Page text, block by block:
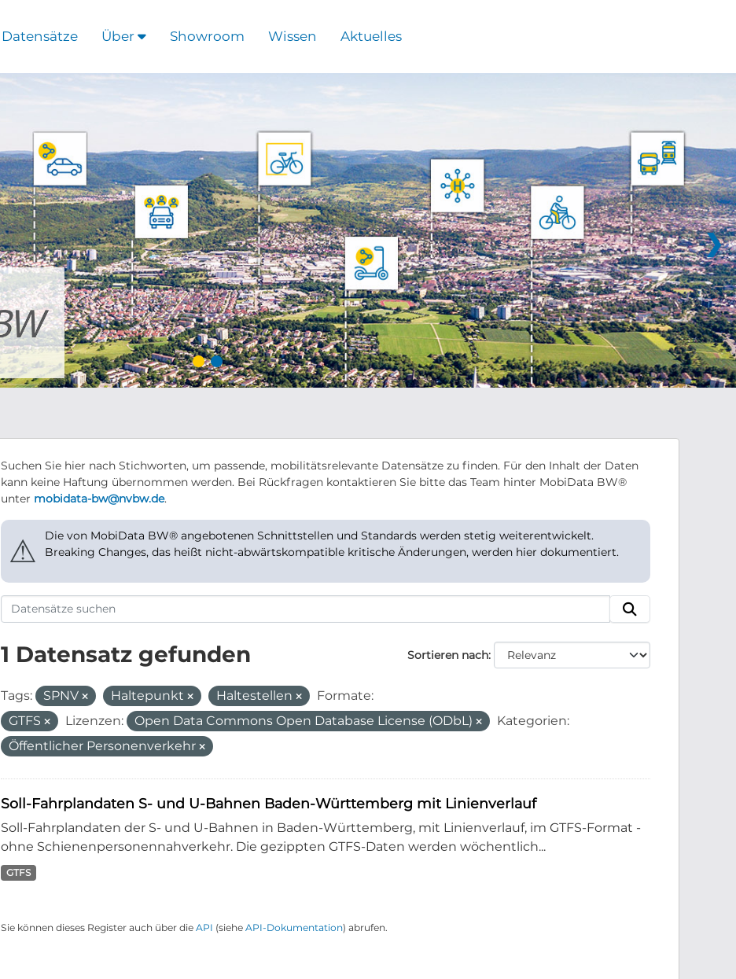
Datensätze Über Showroom Wissen Aktuelles
❯
Suchen Sie hier nach Stichworten, um passende, mobilitätsrelevante Datensätze zu finden. Für den Inhalt der Daten
kann keine Haftung übernommen werden. Bei Rückfragen kontaktieren Sie bitte das Team hinter MobiData BW®
unter mobidata-bw@nvbw.de.
⚠
Die von MobiData BW® angebotenen Schnittstellen und Standards werden stetig weiterentwickelt.
Breaking Changes, das heißt nicht-abwärtskompatible kritische Änderungen, werden hier dokumentiert.
Sortieren nach
1 Datensatz gefunden
Tags: SPNV Haltepunkt Haltestellen
Formate:
GTFS
Lizenzen: Open Data Commons Open Database License (ODbL)
Kategorien:
Öffentlicher Personenverkehr
Soll-Fahrplandaten S- und U-Bahnen Baden-Württemberg mit Linienverlauf
Soll-Fahrplandaten der S- und U-Bahnen in Baden-Württemberg, mit Linienverlauf, im GTFS-Format -
ohne Schienenpersonennahverkehr. Die gezippten GTFS-Daten werden wöchentlich...
GTFS
Sie können dieses Register auch über die API (siehe API-Dokumentation) abrufen.